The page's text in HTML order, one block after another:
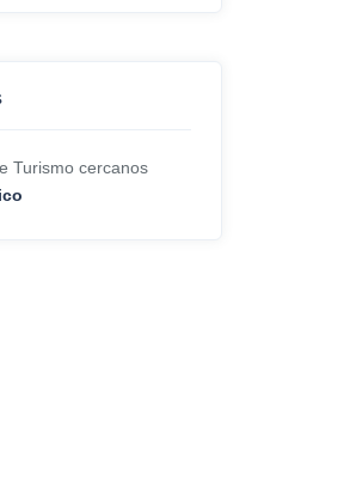
Turismo cercanos